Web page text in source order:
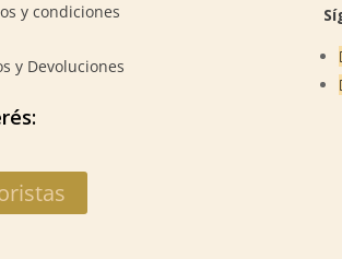
y condiciones
y Devoluciones